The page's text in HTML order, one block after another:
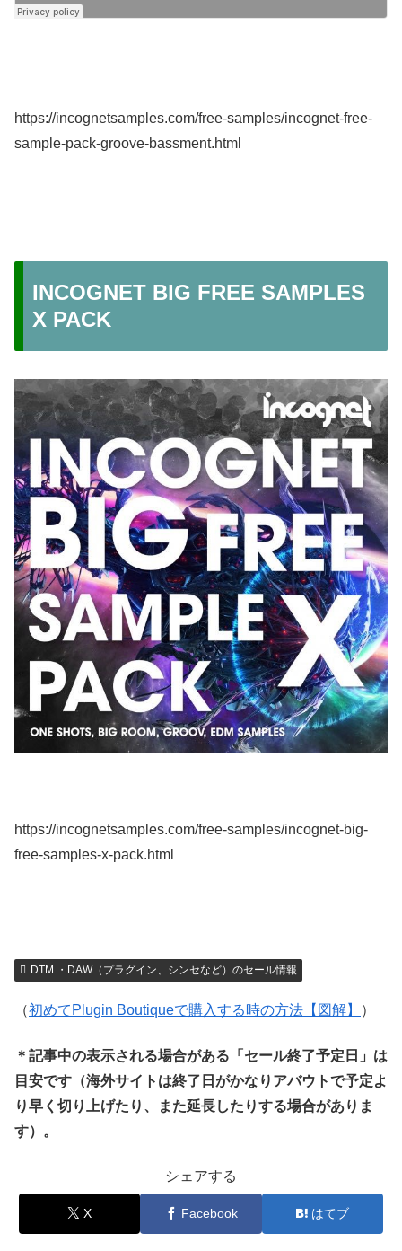
https://incognetsamples.com/free-samples/incognet-free-
sample-pack-groove-bassment.html
INCOGNET BIG FREE SAMPLES
X PACK
https://incognetsamples.com/free-samples/incognet-big-
free-samples-x-pack.html
DTM ・DAW（プラグイン、シンセなど）のセール情報
（初めてPlugin Boutiqueで購入する時の方法【図解】 ）
＊記事中の表示される場合がある「セール終了予定日」は
目安です（海外サイトは終了日がかなりアバウトで予定よ
り早く切り上げたり、また延長したりする場合がありま
す）。
シェアする
X Facebook はてブ